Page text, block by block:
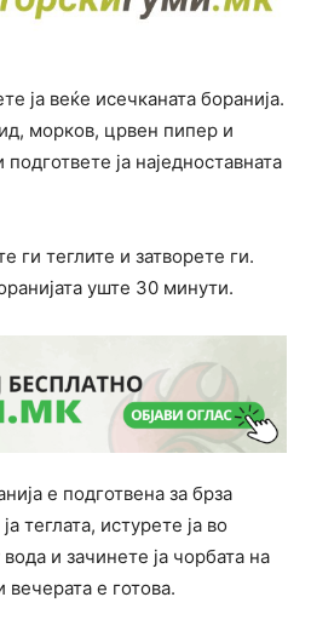
ја веќе исечканата боранија.
морков, црвен пипер и
ја наједноставната
ги теглите и затворете ги.
уште 30 минути.
е подготвена за брза
теглата, истурете ја во
и зачинете ја чорбата на
е готова.